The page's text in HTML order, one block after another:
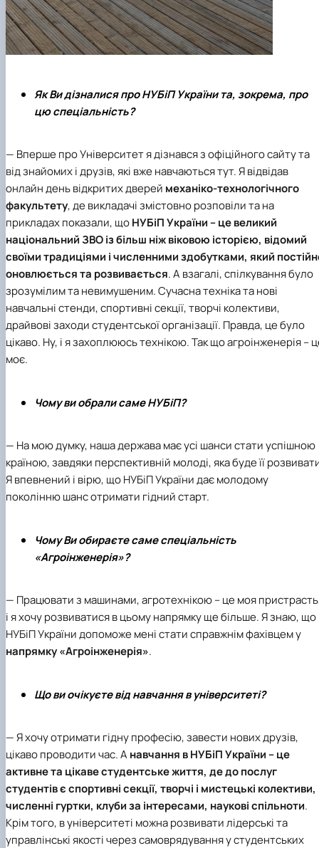
Як Ви дізналися про НУБіП України та, зокрема, про
цю спеціальність?
— Вперше про Університет я дізнався з офіційного сайту та
від знайомих і друзів, які вже навчаються тут. Я відвідав
онлайн день відкритих дверей механіко-технологічного
факультету, де викладачі змістовно розповіли та на
прикладах показали, щоНУБіП України – це великий
національний ЗВО із більш ніж віковою історією, відомий
своїми традиціями і численними здобутками, який
оновлюється та розвивається. А взагалі, спілкування було
зрозумілим та невимушеним. Сучасна техніка та нові
навчальні стенди, спортивні секції, творчі колективи,
драйвові заходи студентської організації. Правда, це було
цікаво. Ну, і я захоплююсь технікою. Так що агроінженерія –
моє.
Чому ви обрали саме НУБіП?
— На мою думку, наша держава має усі шанси стати успішною
країною, завдяки перспективній молоді, яка буде її
Я впевнений і вірю, що НУБіП України дає молодому
поколінню шанс отримати гідний старт.
Чому Ви обираєте саме спеціальність
«Агроінженерія»?
— Працювати з машинами, агротехнікою – це моя
і я хочу розвиватися в цьому напрямку ще більше. Я знаю, що
НУБіП України допоможе мені стати справжнім фахівцем у
напрямку «Агроінженерія».
Що ви очікуєте від навчання в університеті?
— Я хочу отримати гідну професію, завести нових друзів,
цікаво проводити час. А навчання вНУБіП України – це
активне та цікаве студентське життя, де до послуг
студентів є спортивні секції, творчі і мистецькі колективи,
численні гуртки, клуби за інтересами, наукові спільноти.
Крім того, в університеті можна розвивати лідерські та
управлінські якості через самоврядування у студентських